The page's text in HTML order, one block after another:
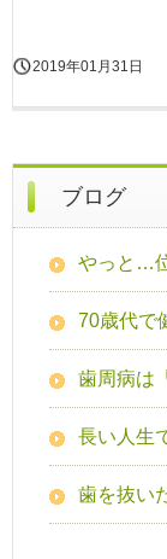
2019年01月31日
ブログ
やっと…
70歳代で
歯周病は
長い人生
歯を抜い